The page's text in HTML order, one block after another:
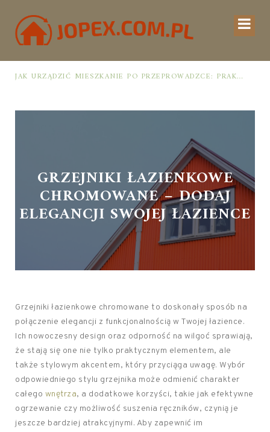
JAK URZĄDZIĆ MIESZKANIE PO PRZEPROWADZCE: PRAKTYCZNY PLAN OD ROZPAKOWANIA DO PRZYTULNEJ PRZESTRZENI
GRZEJNIKI ŁAZIENKOWE
CHROMOWANE – DODAJ
ELEGANCJI SWOJEJ ŁAZIENCE
Grzejniki łazienkowe chromowane to doskonały sposób na
połączenie elegancji z funkcjonalnością w Twojej łazience.
Ich nowoczesny design oraz odporność na wilgoć sprawiają,
że stają się one nie tylko praktycznym elementem, ale
także stylowym akcentem, który przyciąga uwagę. Wybór
odpowiedniego stylu grzejnika może odmienić charakter
całego wnętrza, a dodatkowe korzyści, takie jak efektywne
ogrzewanie czy możliwość suszenia ręczników, czynią je
jeszcze bardziej atrakcyjnymi. Aby zapewnić im